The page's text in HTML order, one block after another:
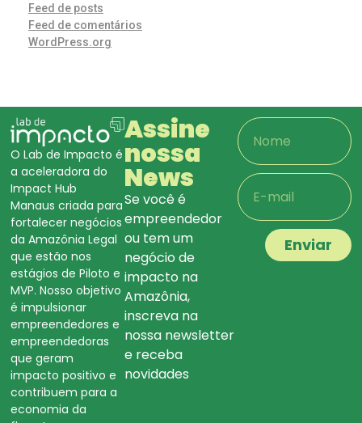
Feed de posts
Feed de comentários
WordPress.org
O Lab de Impacto é
a aceleradora do
Impact Hub
Manaus criada para
fortalecer negócios
da Amazônia Legal
que estão nos
estágios de Piloto e
MVP. Nosso objetivo
é impulsionar
empreendedores e
empreendedoras
que geram
impacto positivo e
contribuem para a
economia da
Assine
nossa
News
Se você é
empreendedor
ou tem um
negócio de
impacto na
Amazônia,
inscreva na
nossa newsletter
e receba
novidades
Enviar